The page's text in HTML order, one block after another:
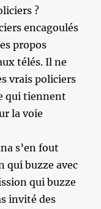
?
encagoulés
propos
télés. Il ne
vrais policiers
qui tiennent
la voie
s’en fout
qui buzze avec
qui buzze
invité des